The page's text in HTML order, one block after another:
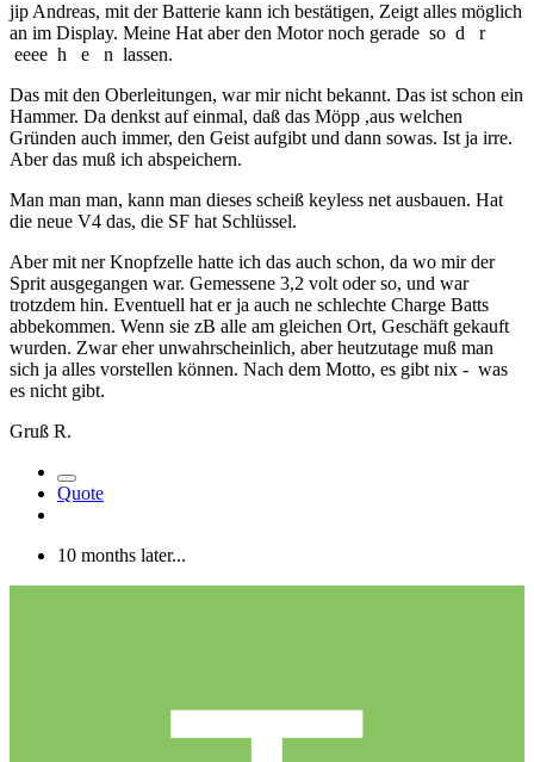
jip Andreas, mit der Batterie kann ich bestätigen, Zeigt alles möglich
an im Display. Meine Hat aber den Motor noch gerade so d r
eeee h e n lassen.
Das mit den Oberleitungen, war mir nicht bekannt. Das ist schon ein
Hammer. Da denkst auf einmal, daß das Möpp ,aus welchen
Gründen auch immer, den Geist aufgibt und dann sowas. Ist ja irre.
Aber das muß ich abspeichern.
Man man man, kann man dieses scheiß keyless net ausbauen. Hat
die neue V4 das, die SF hat Schlüssel.
Aber mit ner Knopfzelle hatte ich das auch schon, da wo mir der
Sprit ausgegangen war. Gemessene 3,2 volt oder so, und war
trotzdem hin. Eventuell hat er ja auch ne schlechte Charge Batts
abbekommen. Wenn sie zB alle am gleichen Ort, Geschäft gekauft
wurden. Zwar eher unwahrscheinlich, aber heutzutage muß man
sich ja alles vorstellen können. Nach dem Motto, es gibt nix - was
es nicht gibt.
Gruß R.
Quote
10 months later...